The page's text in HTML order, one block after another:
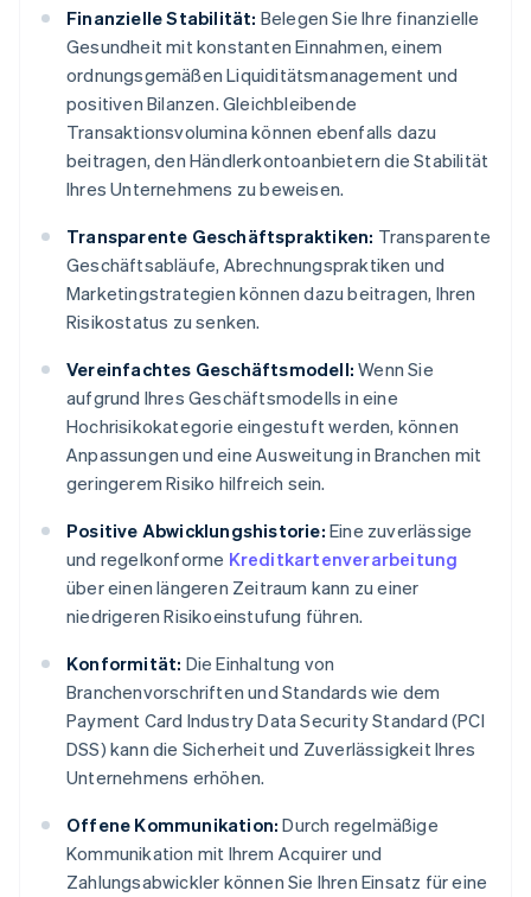
Finanzielle Stabilität: Belegen Sie Ihre finanzielle
Gesundheit mit konstanten Einnahmen, einem
ordnungsgemäßen Liquiditätsmanagement und
positiven Bilanzen. Gleichbleibende
Transaktionsvolumina können ebenfalls dazu
beitragen, den Händlerkontoanbietern die Stabilität
Ihres Unternehmens zu beweisen.
Transparente Geschäftspraktiken: Transparente
Geschäftsabläufe, Abrechnungspraktiken und
Marketingstrategien können dazu beitragen, Ihren
Risikostatus zu senken.
Vereinfachtes Geschäftsmodell: Wenn Sie
aufgrund Ihres Geschäftsmodells in eine
Hochrisikokategorie eingestuft werden, können
Anpassungen und eine Ausweitung in Branchen mit
geringerem Risiko hilfreich sein.
Positive Abwicklungshistorie: Eine zuverlässige
und regelkonforme Kreditkartenverarbeitung
über einen längeren Zeitraum kann zu einer
niedrigeren Risikoeinstufung führen.
Konformität: Die Einhaltung von
Branchenvorschriften und Standards wie dem
Payment Card Industry Data Security Standard (PCI
DSS) kann die Sicherheit und Zuverlässigkeit Ihres
Unternehmens erhöhen.
Offene Kommunikation: Durch regelmäßige
Kommunikation mit Ihrem Acquirer und
Zahlungsabwickler können Sie Ihren Einsatz für eine